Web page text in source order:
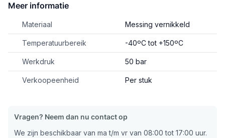
Meer informatie
Materiaal Messing vernikkeld
Temperatuurbereik -40ºC tot +150ºC
Werkdruk 50 bar
Verkoopeenheid Per stuk
Vragen? Neem dan nu contact op
We zijn beschikbaar van ma t/m vr van 08:00 tot 17:00 uur.